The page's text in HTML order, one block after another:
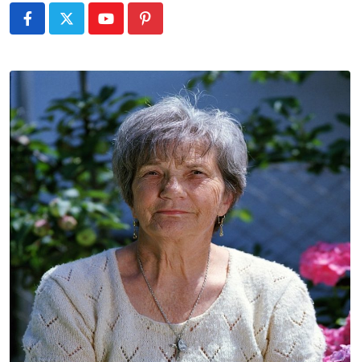
YoutubePinterest